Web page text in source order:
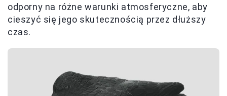
odporny na różne warunki atmosferyczne, aby
cieszyć się jego skutecznością przez dłuższy
czas.